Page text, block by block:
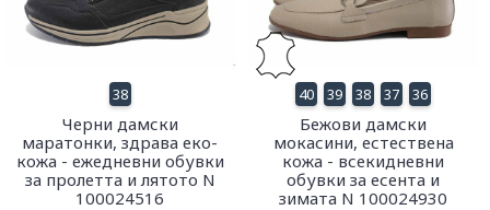
38
Черни дамски
маратонки, здрава еко-
кожа - ежедневни обувки
за пролетта и лятото N
100024516
40 39 38 37 36
Бежови дамски
мокасини, естествена
кожа - всекидневни
обувки за есента и
зимата N 100024930